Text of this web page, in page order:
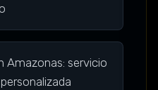
Amazonas: servicio